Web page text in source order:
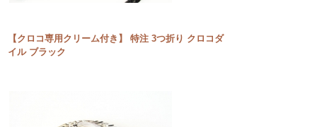
【クロコ専用クリーム付き】 特注 3つ折り クロコダ
イル ブラック